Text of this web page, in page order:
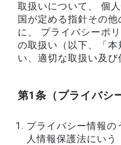
取扱いについて、 個
国が定める指針その
に、 プライバシーポ
の取扱い（以下、「
い、適切な取扱い及び
第1条（プライバシ
プライバシー情報の
人情報保護法にいう